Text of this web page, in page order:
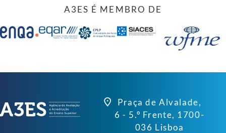
A3ES É MEMBRO DE
Praça de Alvalade,
6 - 5.º Frente, 1700-
036 Lisboa